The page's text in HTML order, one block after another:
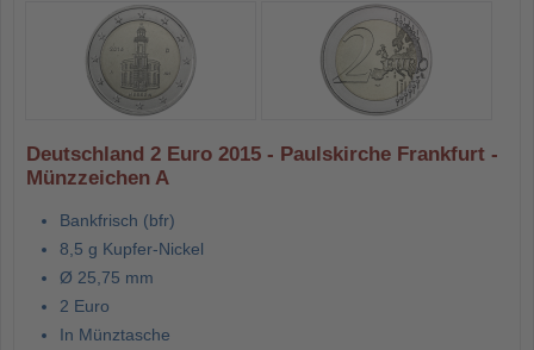
Deutschland 2 Euro 2015 - Paulskirche Frankfurt -
Münzzeichen A
Bankfrisch (bfr)
8,5 g Kupfer-Nickel
Ø 25,75 mm
2 Euro
In Münztasche